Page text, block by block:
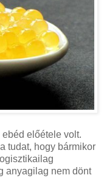
előétele volt.
tudat, hogy bármikor
anyagilag nem dönt